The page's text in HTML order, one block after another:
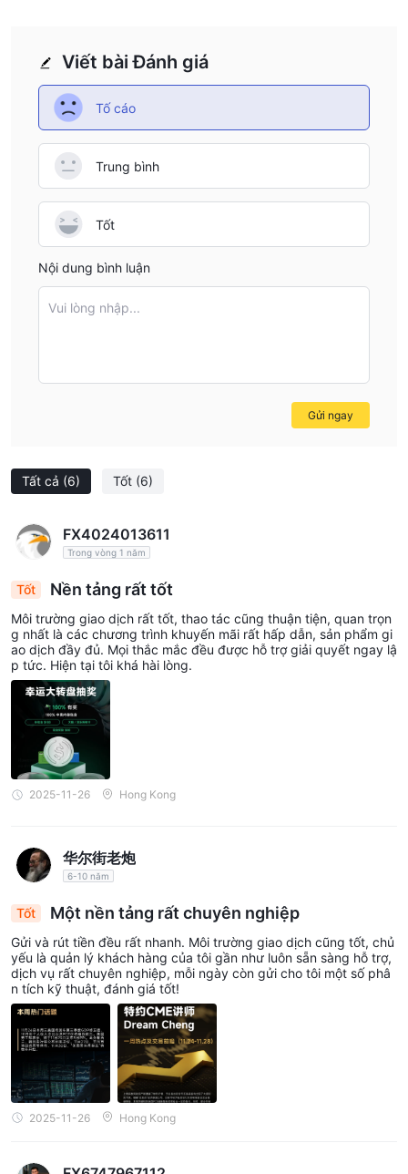
Tất cả (6) Tốt (6)
FX4024013611
Trong vòng 1 năm
Tốt Nền tảng rất tốt
Môi trường giao dịch rất tốt, thao tác cũng thuận tiện, quan trọn
g nhất là các chương trình khuyến mãi rất hấp dẫn, sản phẩm gi
ao dịch đầy đủ. Mọi thắc mắc đều được hỗ trợ giải quyết ngay lậ
p tức. Hiện tại tôi khá hài lòng.
2025-11-26 Hong Kong
华尔街老炮
6-10 năm
Tốt Một nền tảng rất chuyên nghiệp
Gửi và rút tiền đều rất nhanh. Môi trường giao dịch cũng tốt, chủ
yếu là quản lý khách hàng của tôi gần như luôn sẵn sàng hỗ trợ,
dịch vụ rất chuyên nghiệp, mỗi ngày còn gửi cho tôi một số phâ
n tích kỹ thuật, đánh giá tốt!
2025-11-26 Hong Kong
Viết bài Đánh giá
Tố cáo
Trung bình
Tốt
Nội dung bình luận
Vui lòng nhập...
Gửi ngay